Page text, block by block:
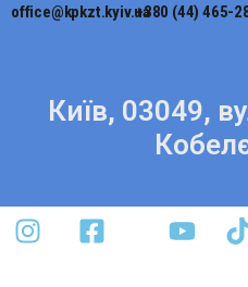
office@kpkzt.kyiv.ua+380 (44) 465-
Київ, 03049,